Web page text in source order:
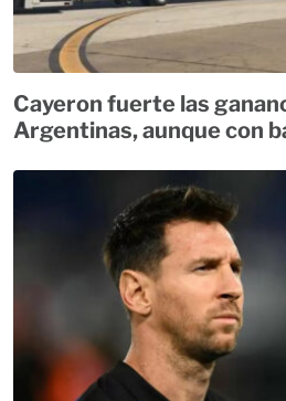
Cayeron fuerte las
Argentinas, aunque con